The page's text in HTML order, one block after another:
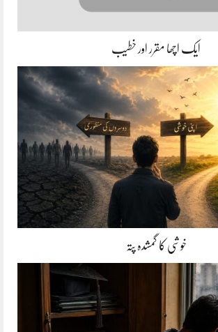
ایک اچھا مقرر اور خطیب
خوشی کا گمشدہ پتہ